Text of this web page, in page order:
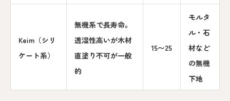
Keim（シリ
ケート系）
無機系で長寿命。
透湿性高いが木材
直塗り不可が一般
的
15〜25
モルタ
ル・石
材など
の無機
下地